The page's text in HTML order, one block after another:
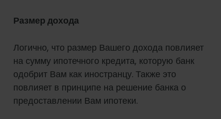
Размер дохода
Логично, что размер Вашего дохода повлияет
на сумму ипотечного кредита, которую банк
одобрит Вам как иностранцу. Также это
повлияет в принципе на решение банка о
предоставлении Вам ипотеки.